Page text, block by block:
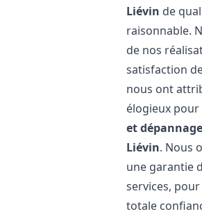
Liévin de
raisonnable.
de nos
satisfaction
nous ont
élogieux
et
Liévin. Nous
une garantie
services,
totale